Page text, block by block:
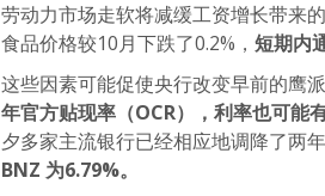
劳动力市场走软将减缓工资增长带来
食品价格较10月下跌了0.2%， 短期内
这些因素可能促使央行改变早前的鹰
年官方贴现率（OCR），利率也可能
夕多家主流银行已经相应地调降了两
BNZ 为6.79%。